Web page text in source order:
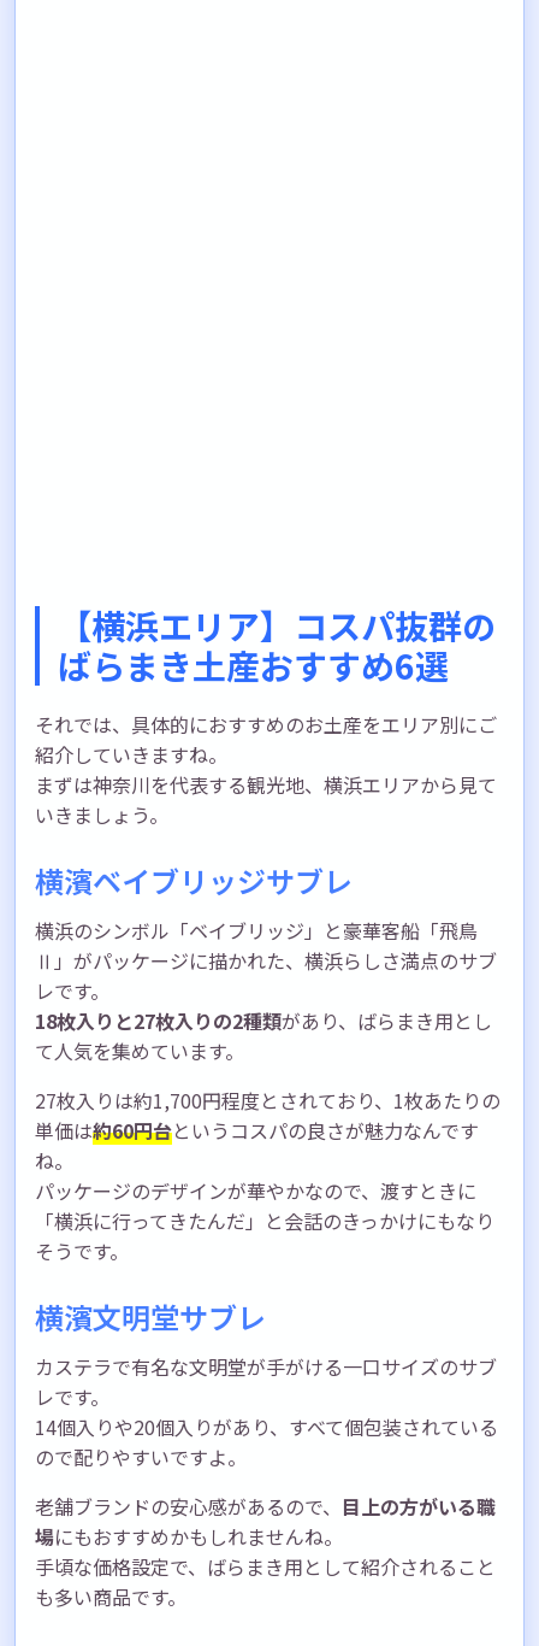
【横浜エリア】コスパ抜群の
ばらまき土産おすすめ6選
それでは、具体的におすすめのお土産をエリア別にご
紹介していきますね。
まずは神奈川を代表する観光地、横浜エリアから見て
いきましょう。
横濱ベイブリッジサブレ
横浜のシンボル「ベイブリッジ」と豪華客船「飛鳥
Ⅱ」がパッケージに描かれた、横浜らしさ満点のサブ
レです。
18枚入りと27枚入りの2種類があり、ばらまき用とし
て人気を集めています。
27枚入りは約1,700円程度とされており、1枚あたりの
単価は約60円台というコスパの良さが魅力なんです
ね。
パッケージのデザインが華やかなので、渡すときに
「横浜に行ってきたんだ」と会話のきっかけにもなり
そうです。
横濱文明堂サブレ
カステラで有名な文明堂が手がける一口サイズのサブ
レです。
14個入りや20個入りがあり、すべて個包装されている
ので配りやすいですよ。
老舗ブランドの安心感があるので、 目上の方がいる職
場にもおすすめかもしれませんね。
手頃な価格設定で、ばらまき用として紹介されること
も多い商品です。